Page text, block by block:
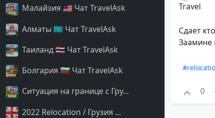
Малайзия 🇲🇾 Чат TravelAsk
Алматы 🇰🇿 Чат TravelAsk
Таиланд 🇹🇭 Чат TravelAsk
Болгария 🇧🇬 Чат TravelAsk
Ситуация на границе с Гру...
2022 Relocation / Грузия ...
Travel
Сдает
Заамине
0